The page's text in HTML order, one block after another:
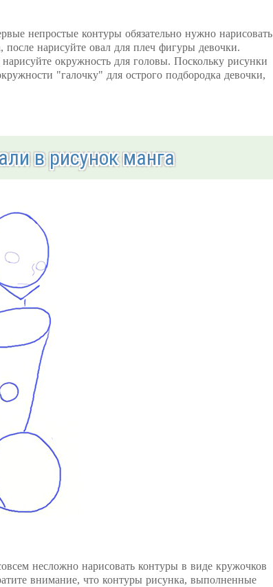
непростые контуры обязательно нужно нарисовать
нарисуйте овал для плеч фигуры девочки.
окружность для головы. Поскольку рисунки
"галочку" для острого подбородка девочки,
в рисунок манга
несложно нарисовать контуры в виде кружочков
внимание, что контуры рисунка, выполненные